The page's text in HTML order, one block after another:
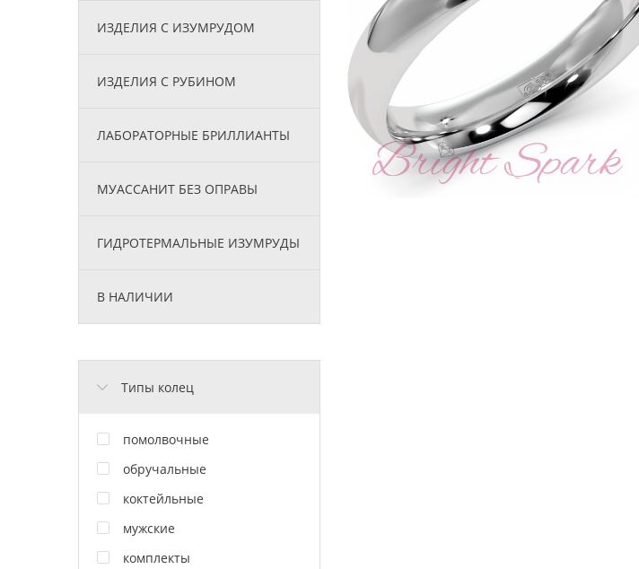
ИЗДЕЛИЯ С ИЗУМРУДОМ
ИЗДЕЛИЯ С РУБИНОМ
ЛАБОРАТОРНЫЕ БРИЛЛИАНТЫ
МУАССАНИТ БЕЗ ОПРАВЫ
ГИДРОТЕРМАЛЬНЫЕ ИЗУМРУДЫ
В НАЛИЧИИ
Типы колец
помолвочные
обручальные
коктейльные
мужские
комплекты